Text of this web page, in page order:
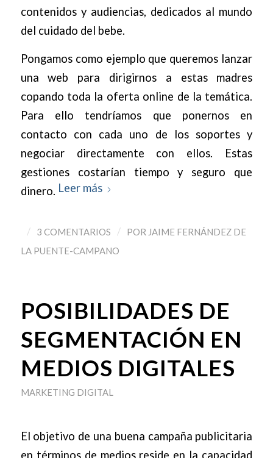
contenidos y audiencias, dedicados al mundo
del cuidado del bebe.
Pongamos como ejemplo que queremos lanzar
una web para dirigirnos a estas madres
copando toda la oferta online de la temática.
Para ello tendríamos que ponernos en
contacto con cada uno de los soportes y
negociar directamente con ellos. Estas
gestiones costarían tiempo y seguro que
dinero. Leer más
/ 3 COMENTARIOS / POR JAIME FERNÁNDEZ DE
LA PUENTE-CAMPANO
POSIBILIDADES DE
SEGMENTACIÓN EN
MEDIOS DIGITALES
MARKETING DIGITAL
El objetivo de una buena campaña publicitaria
en términos de medios reside en la capacidad